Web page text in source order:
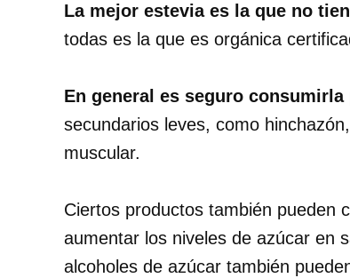
La mejor estevia es la que no
todas es la que es orgánica
En general es seguro consumirla
secundarios leves, como
muscular.
Ciertos productos también pueden
aumentar los niveles de azúcar en
alcoholes de azúcar también